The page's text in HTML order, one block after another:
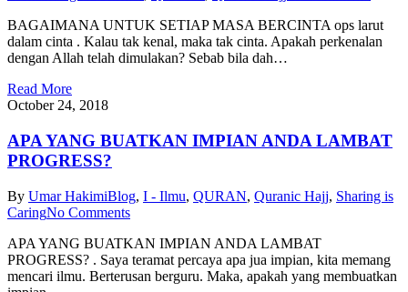
BAGAIMANA UNTUK SETIAP MASA BERCINTA ops larut
dalam cinta . Kalau tak kenal, maka tak cinta. Apakah perkenalan
dengan Allah telah dimulakan? Sebab bila dah…
Read More
October 24, 2018
APA YANG BUATKAN IMPIAN ANDA LAMBAT
PROGRESS?
By Umar HakimiBlog, I - Ilmu, QURAN, Quranic Hajj, Sharing is
CaringNo Comments
APA YANG BUATKAN IMPIAN ANDA LAMBAT
PROGRESS? . Saya teramat percaya apa jua impian, kita memang
mencari ilmu. Berterusan berguru. Maka, apakah yang membuatkan